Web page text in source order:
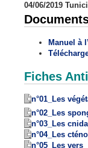
04/06/2019
Manuel à
Fiches
n°01_Les
n°02_Les
n°03_Les
n°04_Les
n°05_Les vers